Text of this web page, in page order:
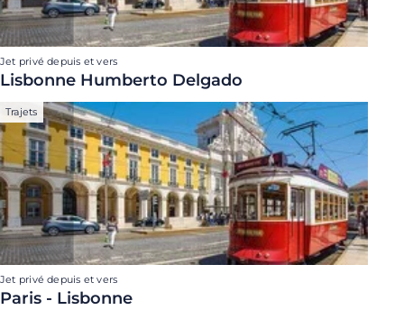
Jet privé depuis et vers
Lisbonne Humberto Delgado
Trajets
Jet privé depuis et vers
Paris - Lisbonne